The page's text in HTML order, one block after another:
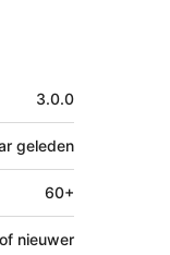
3.0.0
geleden
60+
nieuwer